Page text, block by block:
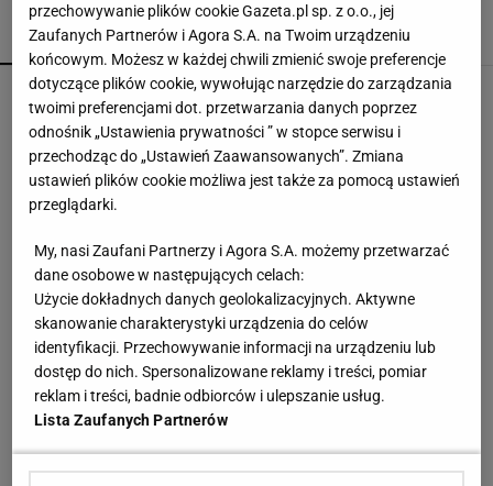
POPULARNE NAJNOWSZE
Hurkacz miał już piłki meczowe. Bolesna
porażka w Montrealu! [ZAPIS RELACJI]
Pilne wieści z Toronto! Znamy godzinę meczu Iga
Pierwszy etap GAT zakończony. To strategiczna
inwestycja dla polskiego eksportu
MATERIAŁ PROMOCYJNY
Sensacja w Toronto! Pogromczyni Polki nie dała
rady 89. tenisistce świata
Trudno uwierzyć w to, co zrobił Hurkacz w
przechowywanie plików cookie Gazeta.pl sp. z o.o., jej
Zaufanych Partnerów i Agora S.A. na Twoim urządzeniu
końcowym. Możesz w każdej chwili zmienić swoje preferencje
dotyczące plików cookie, wywołując narzędzie do zarządzania
twoimi preferencjami dot. przetwarzania danych poprzez
odnośnik „Ustawienia prywatności ” w stopce serwisu i
przechodząc do „Ustawień Zaawansowanych”. Zmiana
ustawień plików cookie możliwa jest także za pomocą ustawień
przeglądarki.
My, nasi Zaufani Partnerzy i Agora S.A. możemy przetwarzać
dane osobowe w następujących celach:
Użycie dokładnych danych geolokalizacyjnych. Aktywne
skanowanie charakterystyki urządzenia do celów
identyfikacji. Przechowywanie informacji na urządzeniu lub
dostęp do nich. Spersonalizowane reklamy i treści, pomiar
reklam i treści, badnie odbiorców i ulepszanie usług.
Lista Zaufanych Partnerów